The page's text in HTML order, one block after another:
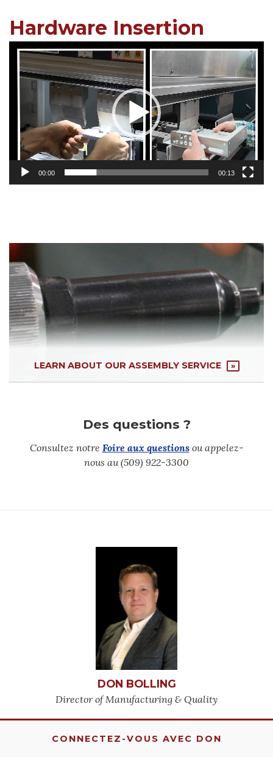
Hardware Insertion
Video
Player
00:00 00:13
LEARN ABOUT OUR ASSEMBLY SERVICE »
Des questions ?
Consultez notre Foire aux questionsou appelez-
nous au (509) 922-3300
DON BOLLING
Director of Manufacturing & Quality
CONNECTEZ-VOUS AVEC DON